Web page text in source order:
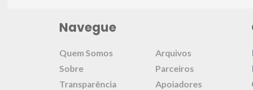
Navegue
Quem Somos
Sobre
Transparência
Arquivos
Parceiros
Apoiadores